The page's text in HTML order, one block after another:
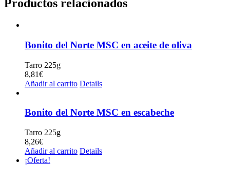
Productos relacionados
Bonito del Norte MSC en aceite de oliva
Tarro 225g
8,81€
Añadir al carrito Details
Bonito del Norte MSC en escabeche
Tarro 225g
8,26€
Añadir al carrito Details
¡Oferta!